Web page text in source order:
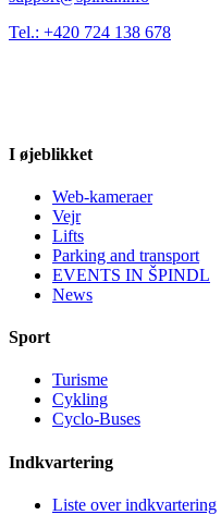
Tel.: +420 724 138 678
I øjeblikket
Web-kameraer
Vejr
Lifts
Parking and transport
EVENTS IN ŠPINDL
News
Sport
Turisme
Cykling
Cyclo-Buses
Indkvartering
Liste over indkvartering